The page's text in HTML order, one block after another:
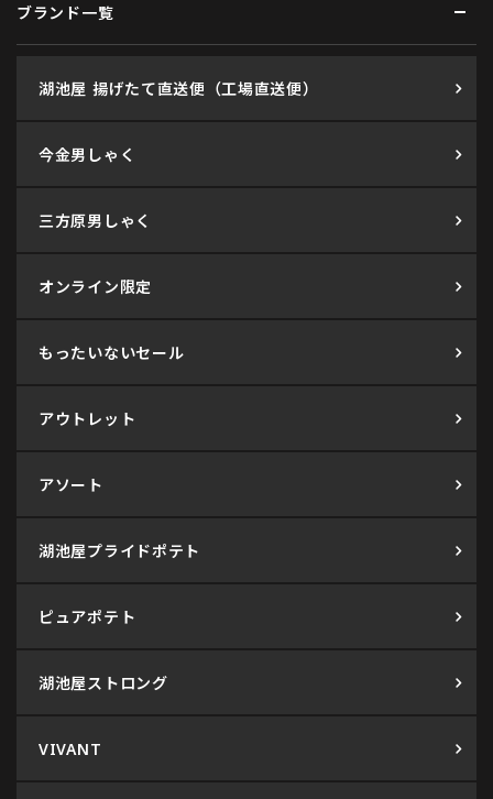
ブランド一覧
湖池屋 揚げたて直送便（工場直送便）
今金男しゃく
三方原男しゃく
オンライン限定
もったいないセール
アウトレット
アソート
湖池屋プライドポテト
ピュアポテト
湖池屋ストロング
VIVANT